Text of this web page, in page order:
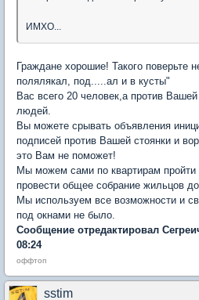
ИМХО...
Граждане хорошие! Такого поверьте
полялякал, под.....ал и в кусты"
Вас всего 20 человек,а против
людей.
Вы можете срывать объявления
подписей против Вашей стоянки и
это Вам не поможет!
Мы можем сами по квартирам пройти
провести общее собрание жильцов
Мы используем все возможности и
под окнами не было.
Сообщение отредактировал
08:24
оффтоп
sstim